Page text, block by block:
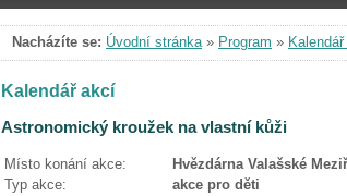
Nacházíte se: Úvodní stránka» Program »
Kalendář akcí
Astronomický kroužek na vlastní kůži
Místo konání akce:
Hvězdárna Valašské
Typ akce:
akce pro děti